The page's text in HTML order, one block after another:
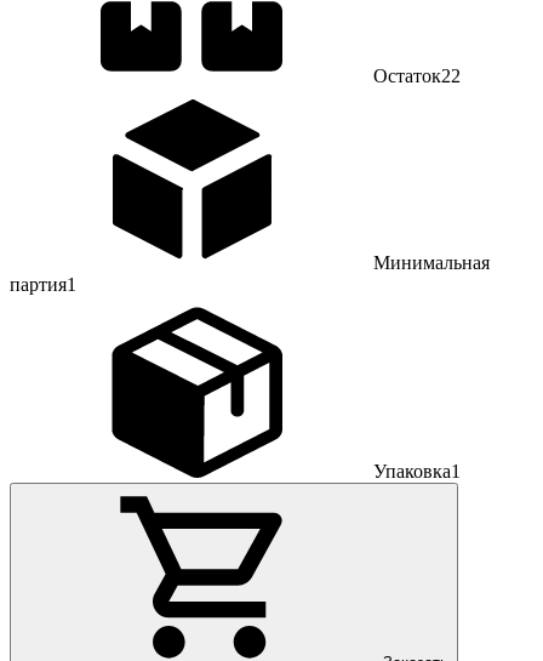
Остаток22
Минимальная
партия1
Упаковка1